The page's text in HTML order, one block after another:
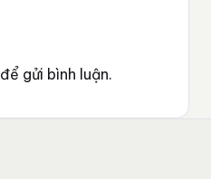
để gửi bình luận.